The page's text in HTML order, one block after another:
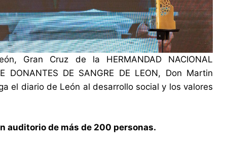
Gran Cruz de la HERMANDAD NACIONAL
DONANTES DE SANGRE DE LEON, Don Martin
el diario de León al desarrollo social y los valores
auditorio de más de 200 personas.